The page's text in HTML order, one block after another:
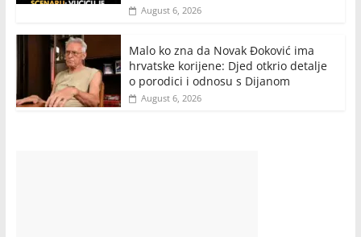
August 6, 2026
Malo ko zna da Novak Đoković ima
hrvatske korijene: Djed otkrio detalje
o porodici i odnosu s Dijanom
August 6, 2026